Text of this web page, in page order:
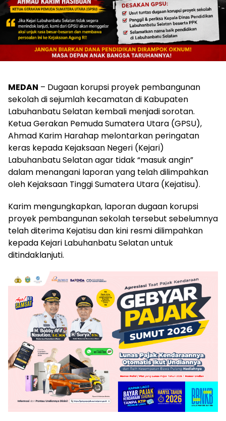
MEDAN – Dugaan korupsi proyek pembangunan
sekolah di sejumlah kecamatan di Kabupaten
Labuhanbatu Selatan kembali menjadi sorotan.
Ketua Gerakan Pemuda Sumatera Utara (GPSU),
Ahmad Karim Harahap melontarkan peringatan
keras kepada Kejaksaan Negeri (Kejari)
Labuhanbatu Selatan agar tidak “masuk angin”
dalam menangani laporan yang telah dilimpahkan
oleh Kejaksaan Tinggi Sumatera Utara (Kejatisu).
Karim mengungkapkan, laporan dugaan korupsi
proyek pembangunan sekolah tersebut sebelumnya
telah diterima Kejatisu dan kini resmi dilimpahkan
kepada Kejari Labuhanbatu Selatan untuk
ditindaklanjuti.